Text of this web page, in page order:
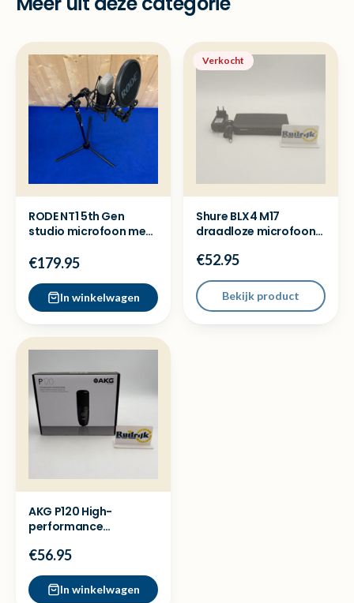
RODE NT1 5th Gen
studio microfoon met
€179.95
In winkelwagen
Verkocht
Shure BLX4 M17
draadloze microfoon
MHz)
€52.95
Bekijk product
AKG P120 High-
performance
Nieuw
€56.95
In winkelwagen